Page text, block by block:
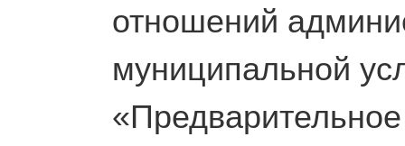
отношений
муниципальной